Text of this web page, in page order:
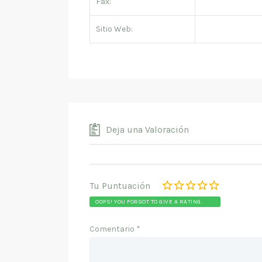
Sitio Web:
Deja una Valoración
Tu Puntuación
OOPS! YOU FORGOT TO GIVE A RATING.
Comentario *